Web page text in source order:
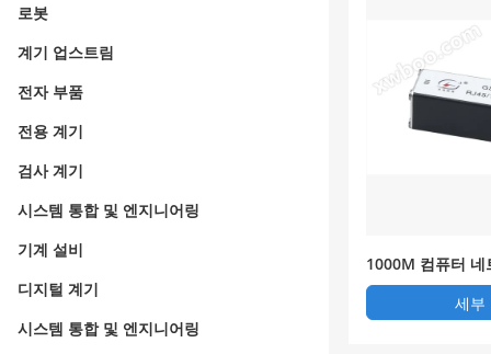
로봇
계기 업스트림
전자 부품
전용 계기
검사 계기
시스템 통합 및 엔지니어링
기계 설비
디지털 계기
시스템 통합 및 엔지니어링
1000M 컴퓨터 네
뢰기】
세부